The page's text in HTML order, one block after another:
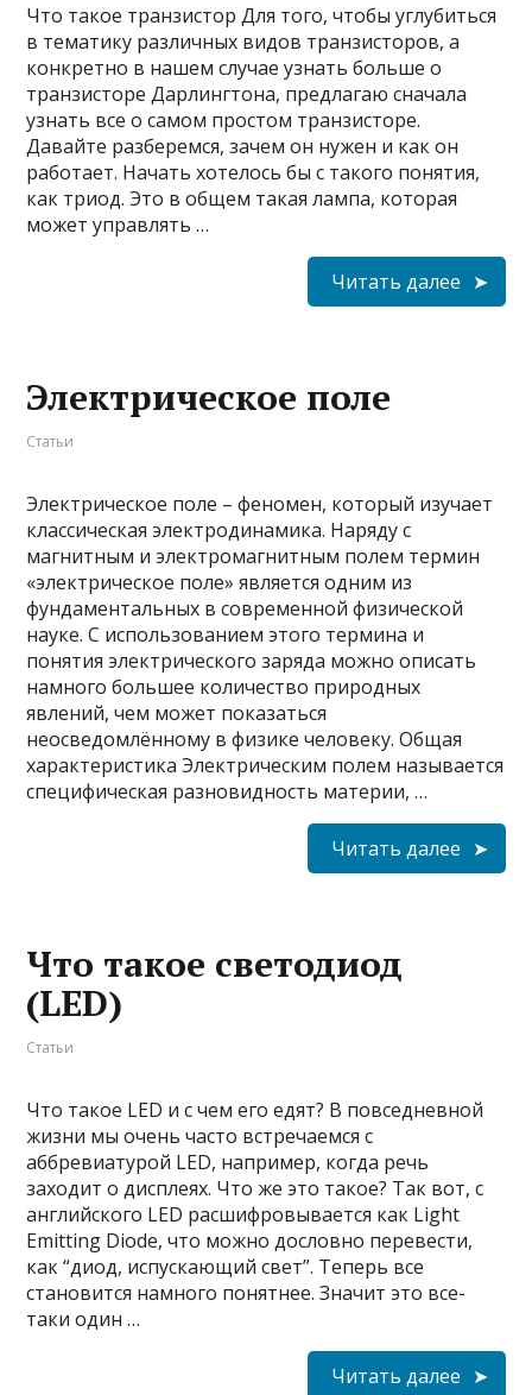
Что такое транзистор Для того, чтобы углубиться
в тематику различных видов транзисторов, а
конкретно в нашем случае узнать больше о
транзисторе Дарлингтона, предлагаю сначала
узнать все о самом простом транзисторе.
Давайте разберемся, зачем он нужен и как он
работает. Начать хотелось бы с такого понятия,
как триод. Это в общем такая лампа, которая
может управлять …
Читать далее
Электрическое поле
Статьи
Электрическое поле – феномен, который изучает
классическая электродинамика. Наряду с
магнитным и электромагнитным полем термин
«электрическое поле» является одним из
фундаментальных в современной физической
науке. С использованием этого термина и
понятия электрического заряда можно описать
намного большее количество природных
явлений, чем может показаться
неосведомлённому в физике человеку. Общая
характеристика Электрическим полем называется
специфическая разновидность материи, …
Читать далее
Что такое светодиод
(LED)
Статьи
Что такое LED и с чем его едят? В повседневной
жизни мы очень часто встречаемся с
аббревиатурой LED, например, когда речь
заходит о дисплеях. Что же это такое? Так вот, с
английского LED расшифровывается как Light
Emitting Diode, что можно дословно перевести,
как “диод, испускающий свет”. Теперь все
становится намного понятнее. Значит это все-
таки один …
Читать далее